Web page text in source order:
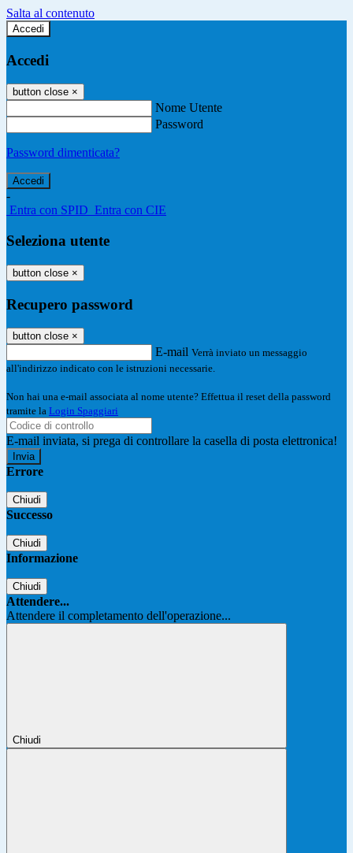
Salta al contenuto
Accedi
Accedi
button close ×
Nome Utente
Password
Password dimenticata?
-
Entra con SPID Entra con CIE
Seleziona utente
button close ×
Recupero password
button close ×
E-mail Verrà inviato un messaggio
all'indirizzo indicato con le istruzioni necessarie.
Non hai una e-mail associata al nome utente? Effettua il reset della password
tramite la Login Spaggiari
E-mail inviata, si prega di controllare la casella di posta elettronica!
Errore
Chiudi
Successo
Chiudi
Informazione
Chiudi
Attendere...
Attendere il completamento dell'operazione...
Chiudi